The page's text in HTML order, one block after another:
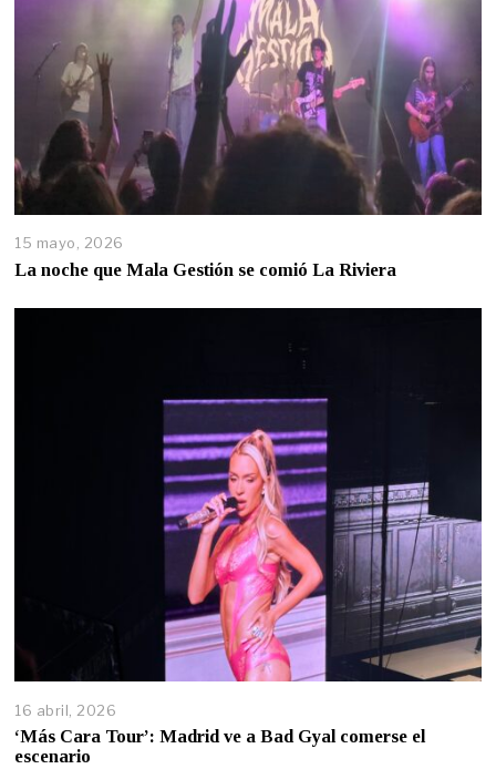
15 mayo, 2026
La noche que Mala Gestión se comió La Riviera
16 abril, 2026
‘Más Cara Tour’: Madrid ve a Bad Gyal comerse el
escenario